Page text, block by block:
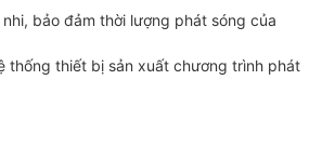
bảo đảm thời lượng phát sóng của
thống thiết bị sản xuất chương trình phát